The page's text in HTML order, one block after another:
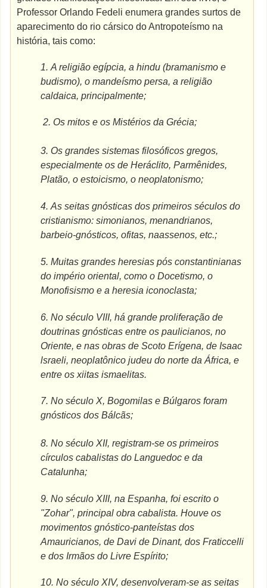
Professor Orlando Fedeli enumera grandes surtos de
aparecimento do rio cársico do Antropoteísmo na
história, tais como:
1. A religião egípcia, a hindu (bramanismo e
budismo), o mandeísmo persa, a religião
caldaica, principalmente;
2. Os mitos e os Mistérios da Grécia;
3. Os grandes sistemas filosóficos gregos,
especialmente os de Heráclito, Parmênides,
Platão, o estoicismo, o neoplatonismo;
4. As seitas gnósticas dos primeiros séculos do
cristianismo: simonianos, menandrianos,
barbeio-gnósticos, ofitas, naassenos, etc.;
5. Muitas grandes heresias pós constantinianas
do império oriental, como o Docetismo, o
Monofisismo e a heresia iconoclasta;
6. No século VIII, há grande proliferação de
doutrinas gnósticas entre os paulicianos, no
Oriente, e nas obras de Scoto Erígena, de Isaac
lsraeli, neoplatônico judeu do norte da África, e
entre os xiitas ismaelitas.
7. No século X, Bogomilas e Búlgaros foram
gnósticos dos Bálcãs;
8. No século XII, registram-se os primeiros
círculos cabalistas do Languedoc e da
Catalunha;
9. No século XIII, na Espanha, foi escrito o
"Zohar", principal obra cabalista. Houve os
movimentos gnóstico-panteístas dos
Amauricianos, de Davi de Dinant, dos Fraticcelli
e dos Irmãos do Livre Espírito;
10. No século XIV, desenvolveram-se as seitas